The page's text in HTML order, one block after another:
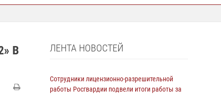
В
ЛЕНТА НОВОСТЕЙ
Сотрудники лицензионно-разрешительной
работы Росгвардии подвели итоги работы за